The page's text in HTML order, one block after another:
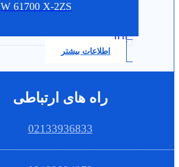
W 61700 X-2ZS
0.0
اطلاعات بیشتر
راه های ارتباطی
02133936833